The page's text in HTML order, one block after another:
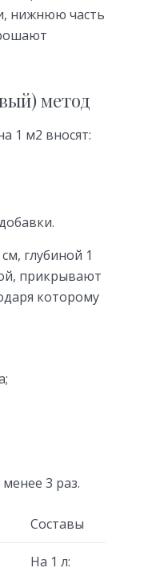
нижнюю часть
метод
1 м2 вносят:
глубиной 1
прикрывают
которому
3 раз.
Составы
На 1 л: